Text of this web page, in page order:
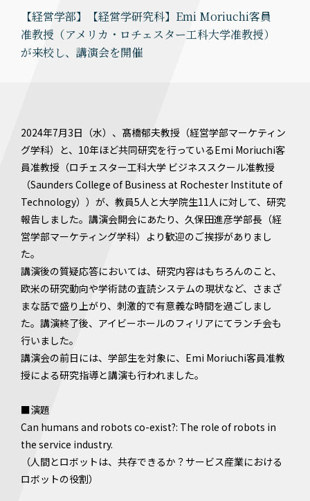
【経営学部】【経営学研究科】Emi Moriuchi客員
准教授（アメリカ・ロチェスター工科大学准教授）
が来校し、講演会を開催
2024年7月3日（水）、髙橋郁夫教授（経営学部マーケティン
グ学科）と、10年ほど共同研究を行っているEmi Moriuchi客
員准教授（ロチェスター工科大学 ビジネススクール准教授
（Saunders College of Business at Rochester Institute of
Technology））が、教員5人と大学院生11人に対して、研究
報告しました。講演会開会にあたり、久保田進彦学部長（経
営学部マーケティング学科）より歓迎のご挨拶がありまし
た。
講演後の質疑応答においては、研究内容はもちろんのこと、
欧米の研究動向や学術誌の査読システムの現状など、さまざ
まな話で盛り上がり、刺激的で有意義な時間を過ごしまし
た。講演終了後、アイビーホールのフィリアにてランチ会も
行いました。
講演会の前日には、学部生を対象に、Emi Moriuchi客員准教
授による研究指導と講演も行われました。
■演題
Can humans and robots co-exist?: The role of robots in
the service industry.
（人間とロボットは、共存できるか？サービス産業における
ロボットの役割）